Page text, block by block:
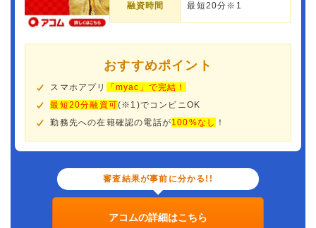
融資時間 最短20分※1
おすすめポイント
スマホアプリ
「myac」で完結！
最短20分融資可(※1)でコンビニOK
勤務先への在籍確認の電話が100%なし ！
審査結果が事前に分かる!!
アコムの詳細はこちら